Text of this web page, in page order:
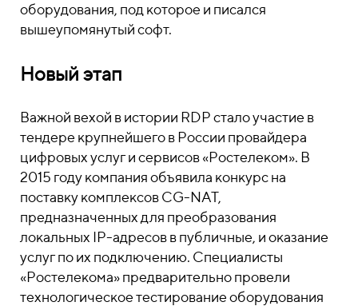
оборудования, под которое и писался
вышеупомянутый софт.
Новый этап
Важной вехой в истории RDP стало участие в
тендере крупнейшего в России провайдера
цифровых услуг и сервисов «Ростелеком». В
2015 году компания объявила конкурс на
поставку комплексов CG-NAT,
предназначенных для преобразования
локальных IP-адресов в публичные, и оказание
услуг по их подключению. Специалисты
«Ростелекома» предварительно провели
технологическое тестирование оборудования